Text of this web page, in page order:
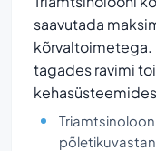
saavutada
kõrvaltoimetega.
tagades ravimi